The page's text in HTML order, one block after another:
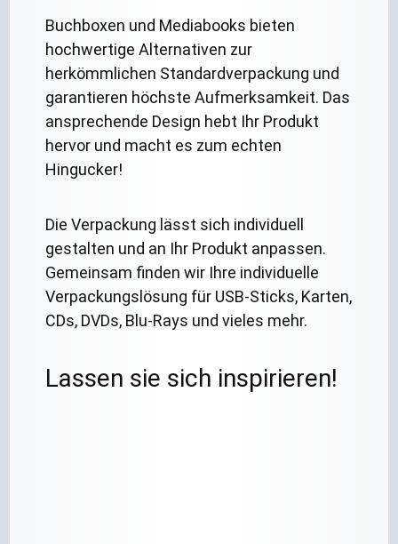
Buchboxen und Mediabooks bieten
hochwertige Alternativen zur
herkömmlichen Standardverpackung und
garantieren höchste Aufmerksamkeit. Das
ansprechende Design hebt Ihr Produkt
hervor und macht es zum echten
Hingucker!
Die Verpackung lässt sich individuell
gestalten und an Ihr Produkt anpassen.
Gemeinsam finden wir Ihre individuelle
Verpackungslösung für USB-Sticks, Karten,
CDs, DVDs, Blu-Rays und vieles mehr.
Lassen sie sich inspirieren!